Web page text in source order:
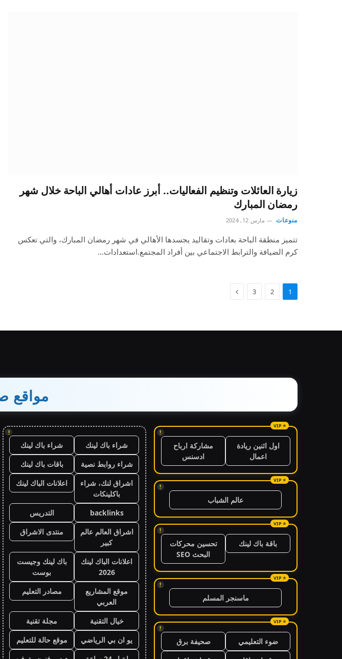
زيارة العائلات وتنظيم الفعاليات.. أبرز عادات أهالي الباحة خلال شهر
رمضان المبارك
منوعات مارس 12, 2024
تتميز منطقة الباحة بعادات وتقاليد يجسدها الأهالي في شهر رمضان المبارك، والتي تعكس
كرم الضيافة والترابط الاجتماعي بين أفراد المجتمع.استعدادات…
1
2
3
مواقع
!
اول اثنين ريادة
اعمال
مشاركة ارباح
ادسنس
!
عالم الشباب
!
باقة باك لينك
تحسين محركات
البحث SEO
!
ماسنجر المسلم
!
ضوء التعليمي
صحيفة برق
!
شراء باك لينك
شراء باك لينك
شراء روابط نصية
باقات باك لينك
اشراق لنك، شراء
باكلينكات
اعلانات الباك لينك
backlinks
التدريس
اشراق العالم عالم
كبير
منتدى الاشراق
اعلانات الباك لينك
2026
باك لينك وجيست
بوست
موقع المشاريع
العربي
مصادر التعليم
خيال التقنية
مجلة تقنية
يو ان بي الرياضي
موقع حالة للتعليم